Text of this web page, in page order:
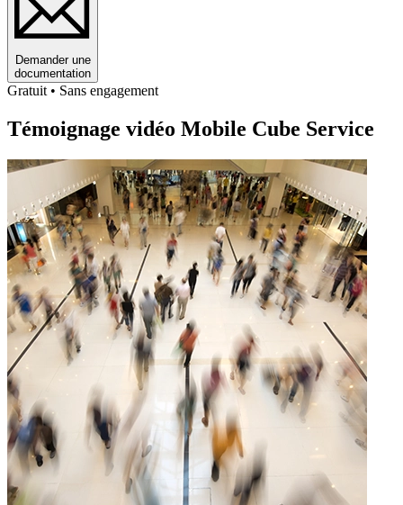
Demander une
documentation
Gratuit • Sans engagement
Témoignage vidéo Mobile Cube Service